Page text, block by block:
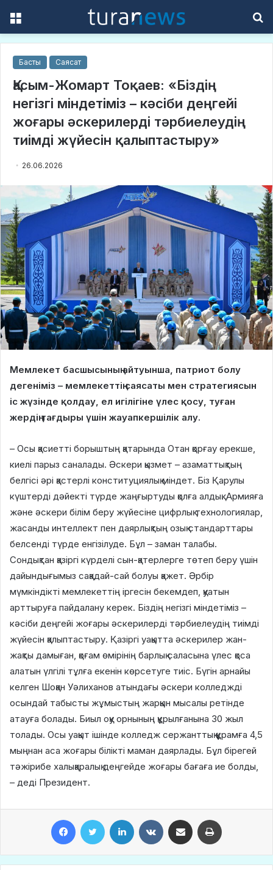
Басты Саясат
Қасым-Жомарт Тоқаев: «Біздің
негізгі міндетіміз – кәсіби деңгейі
жоғары әскерилерді тәрбиелеудің
тиімді жүйесін қалыптастыру»
26.06.2026
Мемлекет басшысының айтуынша, патриот болу
дегеніміз – мемлекеттің саясаты мен стратегиясын
іс жүзінде қолдау, ел игілігіне үлес қосу, туған
жердің тағдыры үшін жауапкершілік алу.
– Осы қасиетті борыштың қатарында Отан қорғау ерекше,
киелі парыз саналады. Әскери қызмет – азаматтықтың
белгісі әрі қастерлі конституциялық міндет. Біз Қарулы
күштерді дәйекті түрде жаңғыртуды қолға алдық. Армияға
және әскери білім беру жүйесіне цифрлық технологиялар,
жасанды интеллект пен даярлықтың озық стандарттары
белсенді түрде енгізілуде. Бұл – заман талабы.
Сондықтан қазіргі күрделі сын-қатерлерге төтеп беру үшін
дайындығымыз сақадай-сай болуы қажет. Әрбір
мүмкіндікті мемлекеттің іргесін бекемдеп, қуатын
арттыруға пайдалану керек. Біздің негізгі міндетіміз –
кәсіби деңгейі жоғары әскерилерді тәрбиелеудің тиімді
жүйесін қалыптастыру. Қазіргі уақытта әскерилер жан-
жақты дамыған, қоғам өмірінің барлық саласына үлес қоса
алатын үлгілі тұлға екенін көрсетуге тиіс. Бүгін арнайы
келген Шоқан Уәлиханов атындағы әскери колледжді
осындай табысты жұмыстың жарқын мысалы ретінде
атауға болады. Биыл оқу орнының құрылғанына 30 жыл
толады. Осы уақыт ішінде колледж сержанттық құрамға 4,5
мыңнан аса жоғары білікті маман даярлады. Бұл бірегей
тәжірибе халықаралық деңгейде жоғары бағаға ие болды,
– деді Президент.